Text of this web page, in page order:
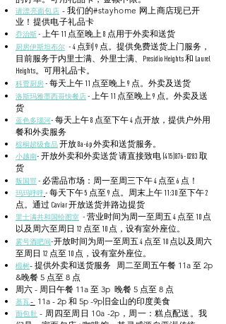
请漂亮面包店 - 我们的#stayhome 网上商店现已开
业！提供电子礼品卡
乔治斯- 上午 11 点至晚上 8 点用于外卖和送货
厨房伊斯坦布尔 - 4 点到 9 点。提供免费送货上门服务，
目前服务于内里士满、外里士满、Presidio Heights 和 Laurel
Heights。可用礼品卡。
科贾厨房- 每天上午 11 点至晚上 9 点。外卖及送货
洛斯玛雅墨西哥快餐店- 上午 11 点至晚上 9 点。外卖及送
货
蓝色多瑙河- 每天上午 8 点至下午 4 点开放，提供户外用
餐和外卖服务
棕榈超级食品开放 8a-6p 外卖和送货服务。
小越南- 开放外卖和外卖送货 请直接致电 (415)876-0283 取
货
叛国罪- 必需品市场：周一至周三下午 4 点至 6 点！
玛玛呼呼- 每天下午 5 点至 9 点。周末上午 11:30 至下午 2
点。通过 Caviar 开放送货并路边提货
里士满共和国绘图室 - 营业时间为周一至周五 4 点至 10 点
以及周六至周日 12 点至 10 点，设有室外座位。
雾号酒吧间-开放时间为周一至周五 4 点至 10 点以及周六
至周日 12 点至 10 点，设有室外座位。
椴树- 提供外卖和送货服务 周二至周五午餐 11a 至 2p
&晚餐 5 点至 8 点
周六 - 周日午餐 11a 至 3p 晚餐 5 点至 8 点
基瓦- 11a - 2p 和 5p -9p旧金山的印度美食
面包肚 - 周四至周日 10a -2p，周一：糕点配送。我